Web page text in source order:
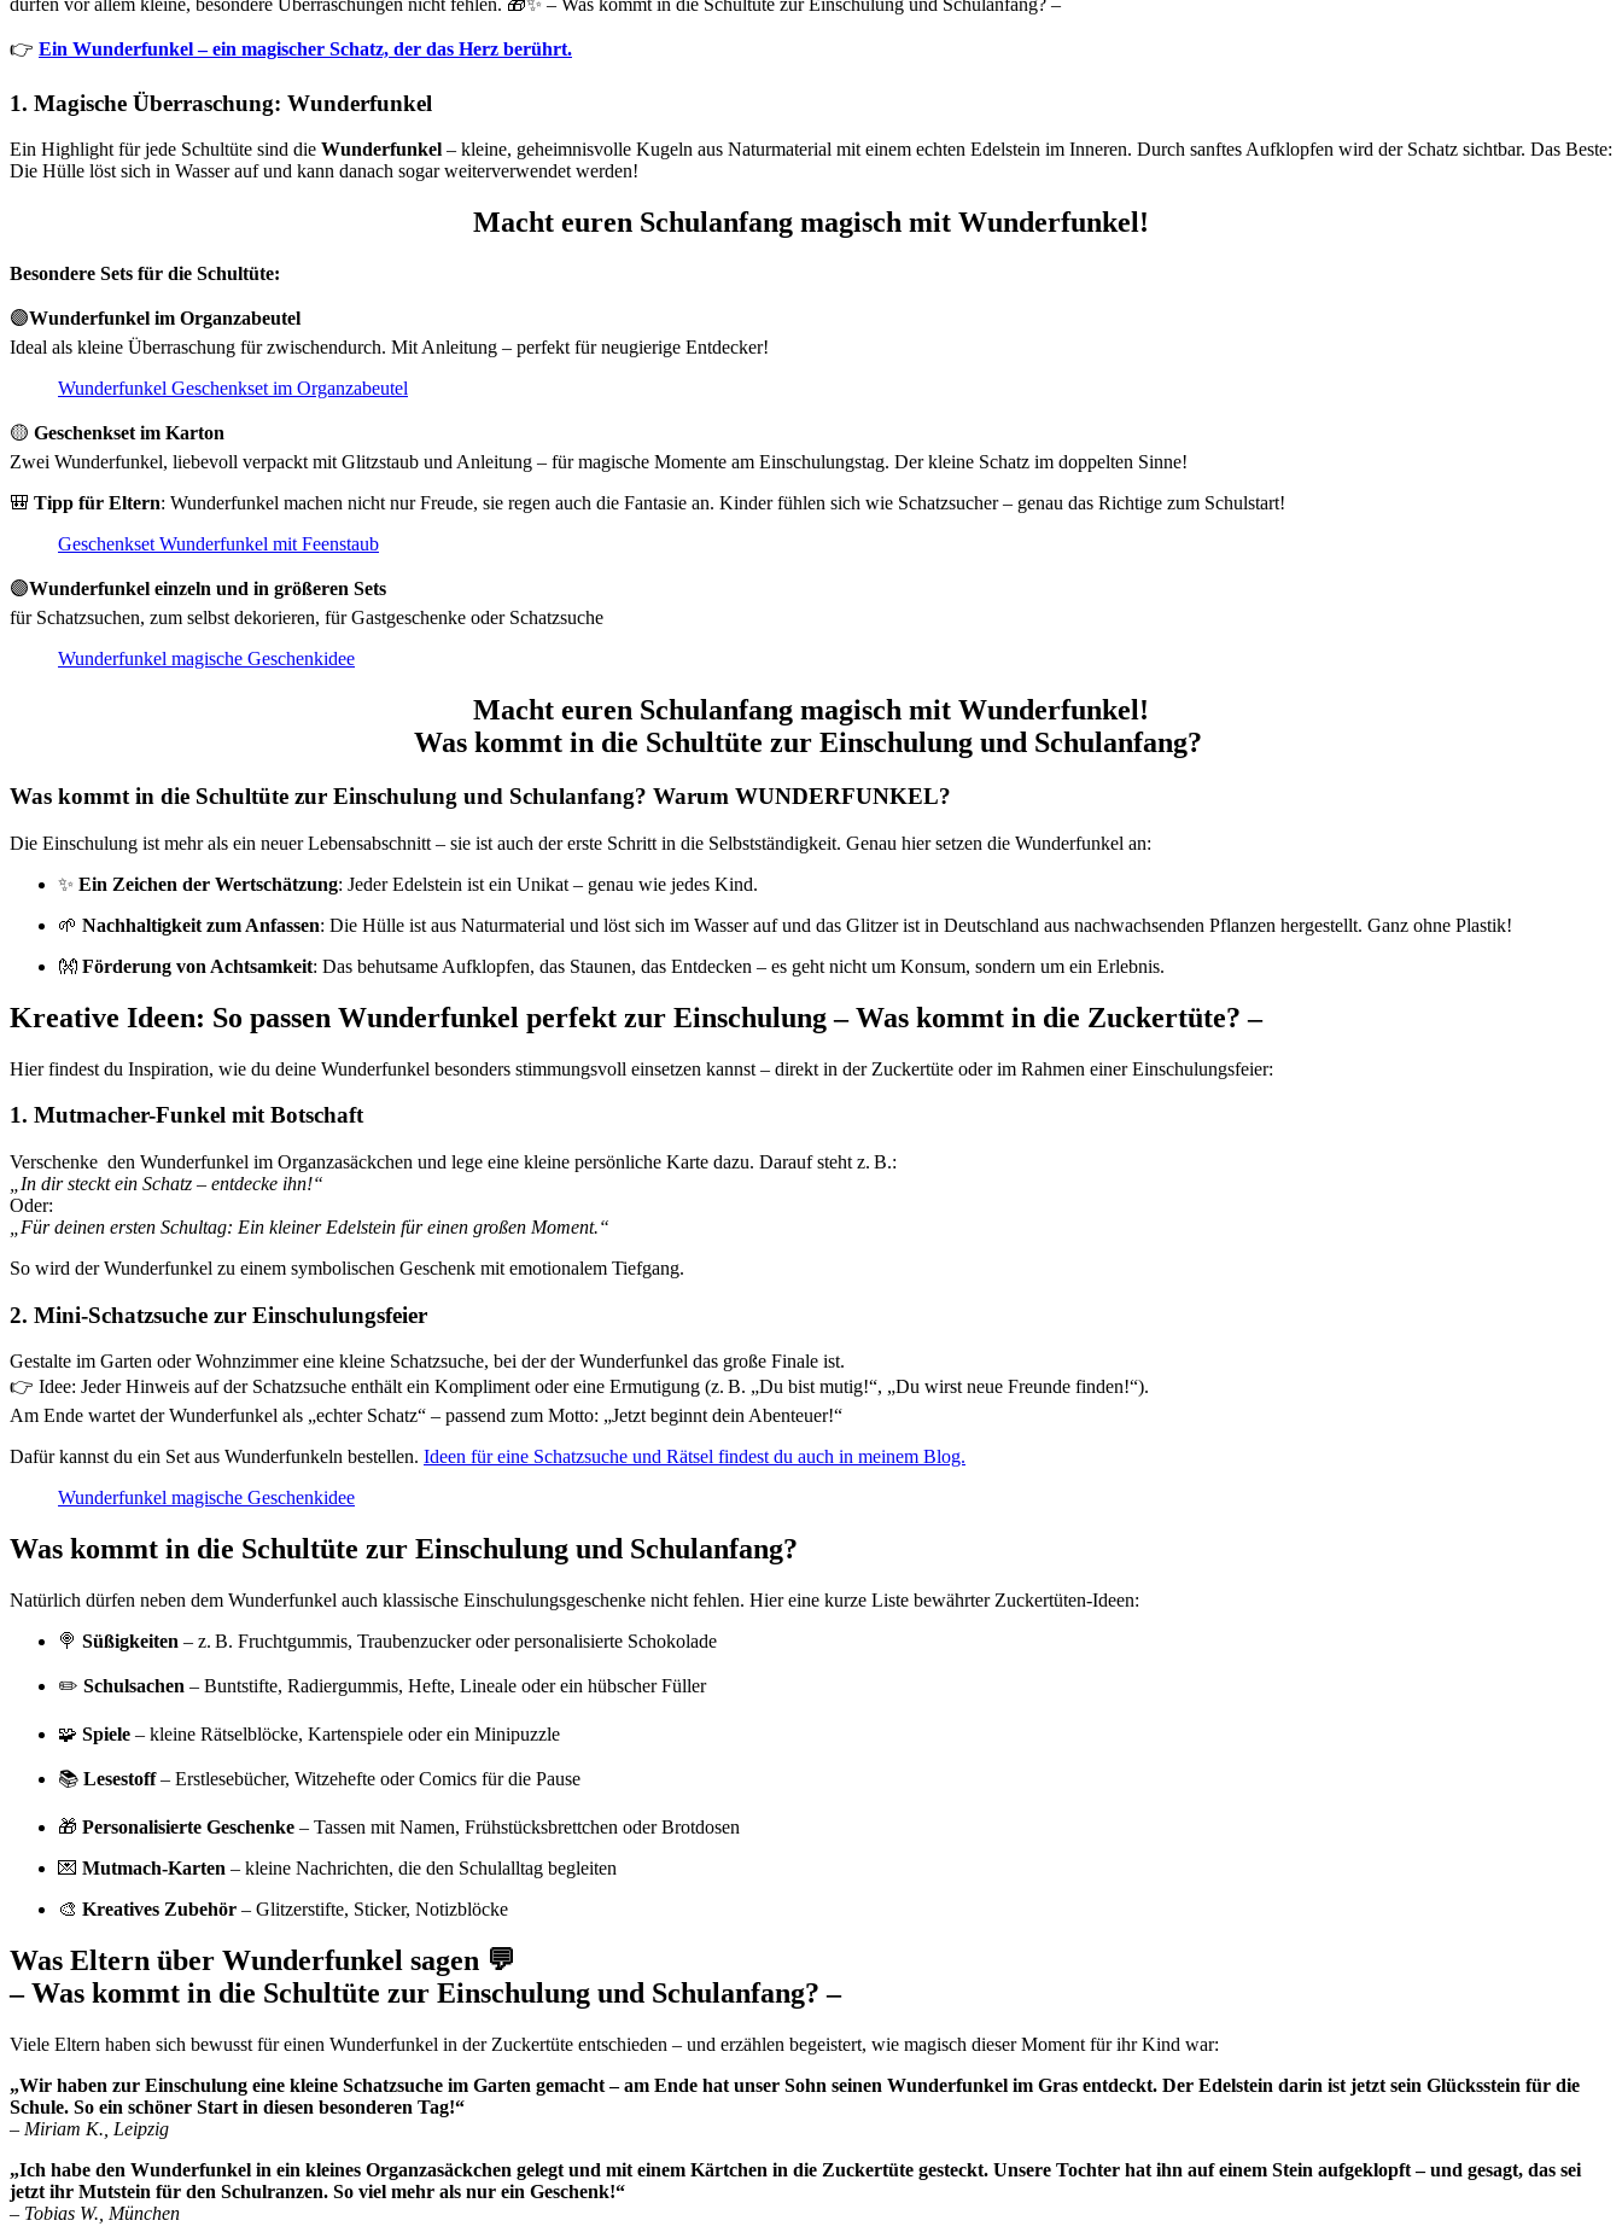
dürfen vor allem kleine, besondere Überraschungen nicht fehlen. 🎁✨ – Was kommt in die Schultüte zur Einschulung und Schulanfang? –
👉 Ein Wunderfunkel – ein magischer Schatz, der das Herz berührt.
1. Magische Überraschung: Wunderfunkel
Ein Highlight für jede Schultüte sind die Wunderfunkel – kleine, geheimnisvolle Kugeln aus Naturmaterial mit einem echten Edelstein im Inneren. Durch sanftes Aufklopfen wird der Schatz sichtbar. Das Beste:
Die Hülle löst sich in Wasser auf und kann danach sogar weiterverwendet werden!
Macht euren Schulanfang magisch mit Wunderfunkel!
Besondere Sets für die Schultüte:
🟣Wunderfunkel im Organzabeutel
Ideal als kleine Überraschung für zwischendurch. Mit Anleitung – perfekt für neugierige Entdecker!
Wunderfunkel Geschenkset im Organzabeutel
🟡 Geschenkset im Karton
Zwei Wunderfunkel, liebevoll verpackt mit Glitzstaub und Anleitung – für magische Momente am Einschulungstag. Der kleine Schatz im doppelten Sinne!
🎒 Tipp für Eltern: Wunderfunkel machen nicht nur Freude, sie regen auch die Fantasie an. Kinder fühlen sich wie Schatzsucher – genau das Richtige zum Schulstart!
Geschenkset Wunderfunkel mit Feenstaub
🟣Wunderfunkel einzeln und in größeren Sets
für Schatzsuchen, zum selbst dekorieren, für Gastgeschenke oder Schatzsuche
Wunderfunkel magische Geschenkidee
Macht euren Schulanfang magisch mit Wunderfunkel!
Was kommt in die Schultüte zur Einschulung und Schulanfang?
Was kommt in die Schultüte zur Einschulung und Schulanfang? Warum WUNDERFUNKEL?
Die Einschulung ist mehr als ein neuer Lebensabschnitt – sie ist auch der erste Schritt in die Selbstständigkeit. Genau hier setzen die Wunderfunkel an:
✨ Ein Zeichen der Wertschätzung: Jeder Edelstein ist ein Unikat – genau wie jedes Kind.
🌱 Nachhaltigkeit zum Anfassen: Die Hülle ist aus Naturmaterial und löst sich im Wasser auf und das Glitzer ist in Deutschland aus nachwachsenden Pflanzen hergestellt. Ganz ohne Plastik!
👐 Förderung von Achtsamkeit: Das behutsame Aufklopfen, das Staunen, das Entdecken – es geht nicht um Konsum, sondern um ein Erlebnis.
Kreative Ideen: So passen Wunderfunkel perfekt zur Einschulung – Was kommt in die Zuckertüte? –
Hier findest du Inspiration, wie du deine Wunderfunkel besonders stimmungsvoll einsetzen kannst – direkt in der Zuckertüte oder im Rahmen einer Einschulungsfeier:
1. Mutmacher-Funkel mit Botschaft
Verschenke den Wunderfunkel im Organzasäckchen und lege eine kleine persönliche Karte dazu. Darauf steht z. B.:
„In dir steckt ein Schatz – entdecke ihn!“
Oder:
„Für deinen ersten Schultag: Ein kleiner Edelstein für einen großen Moment.“
So wird der Wunderfunkel zu einem symbolischen Geschenk mit emotionalem Tiefgang.
2. Mini-Schatzsuche zur Einschulungsfeier
Gestalte im Garten oder Wohnzimmer eine kleine Schatzsuche, bei der der Wunderfunkel das große Finale ist.
👉 Idee: Jeder Hinweis auf der Schatzsuche enthält ein Kompliment oder eine Ermutigung (z. B. „Du bist mutig!“, „Du wirst neue Freunde finden!“).
Am Ende wartet der Wunderfunkel als „echter Schatz“ – passend zum Motto: „Jetzt beginnt dein Abenteuer!“
Dafür kannst du ein Set aus Wunderfunkeln bestellen. Ideen für eine Schatzsuche und Rätsel findest du auch in meinem Blog.
Wunderfunkel magische Geschenkidee
Was kommt in die Schultüte zur Einschulung und Schulanfang?
Natürlich dürfen neben dem Wunderfunkel auch klassische Einschulungsgeschenke nicht fehlen. Hier eine kurze Liste bewährter Zuckertüten-Ideen:
🍭 Süßigkeiten – z. B. Fruchtgummis, Traubenzucker oder personalisierte Schokolade
✏️ Schulsachen – Buntstifte, Radiergummis, Hefte, Lineale oder ein hübscher Füller
🧩 Spiele – kleine Rätselblöcke, Kartenspiele oder ein Minipuzzle
📚 Lesestoff– Erstlesebücher, Witzehefte oder Comics für die Pause
🎁 Personalisierte Geschenke – Tassen mit Namen, Frühstücksbrettchen oder Brotdosen
💌 Mutmach-Karten – kleine Nachrichten, die den Schulalltag begleiten
🎨 Kreatives Zubehör – Glitzerstifte, Sticker, Notizblöcke
Was Eltern über Wunderfunkel sagen 💬
– Was kommt in die Schultüte zur Einschulung und Schulanfang? –
Viele Eltern haben sich bewusst für einen Wunderfunkel in der Zuckertüte entschieden – und erzählen begeistert, wie magisch dieser Moment für ihr Kind war:
„Wir haben zur Einschulung eine kleine Schatzsuche im Garten gemacht – am Ende hat unser Sohn seinen Wunderfunkel im Gras entdeckt. Der Edelstein darin ist jetzt sein Glücksstein für die
Schule. So ein schöner Start in diesen besonderen Tag!“
– Miriam K., Leipzig
„Ich habe den Wunderfunkel in ein kleines Organzasäckchen gelegt und mit einem Kärtchen in die Zuckertüte gesteckt. Unsere Tochter hat ihn auf einem Stein aufgeklopft – und gesagt, das sei
jetzt ihr Mutstein für den Schulranzen. So viel mehr als nur ein Geschenk!“
– Tobias W., München